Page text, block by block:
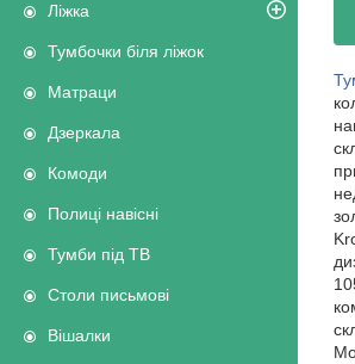
Ліжка
Тумбочки біля ліжок
Матраци
Дзеркала
Комоди
Полиці навісні
Тумби під ТВ
Столи письмові
Вішалки